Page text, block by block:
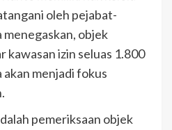
oleh pejabat-
objek
kawasan izin seluas 1.800
menjadi fokus
pemeriksaan objek